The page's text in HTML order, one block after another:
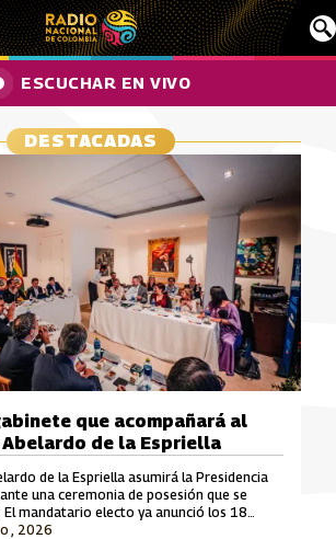
ESCUCHAR EN VIVO
DESTACADAS
de la Espriella asumirá la Presidencia
una ceremonia de posesión que se
El mandatario electo ya anunció los 18
su gabinete para el periodo 2026-
, 2026
que acompañará al
de la Espriella